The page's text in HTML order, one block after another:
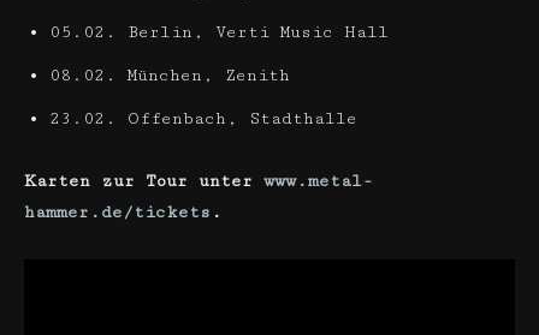
05.02. Berlin, Verti Music Hall
08.02. München, Zenith
23.02. Offenbach, Stadthalle
Karten zur Tour unter www.metal-
hammer.de/tickets .